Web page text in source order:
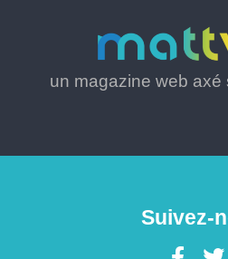
un magazine web axé
Suivez-